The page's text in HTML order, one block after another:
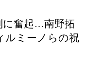
に奮起…南野拓
ルミーノらの祝